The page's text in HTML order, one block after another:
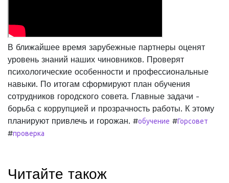
В ближайшее время зарубежные партнеры оценят
уровень знаний наших чиновников. Проверят
психологические особенности и профессиональные
навыки. По итогам сформируют план обучения
сотрудников городского совета. Главные задачи -
борьба с коррупцией и прозрачность работы. К этому
планируют привлечь и горожан. #обучение #Горсовет
#проверка
Читайте також